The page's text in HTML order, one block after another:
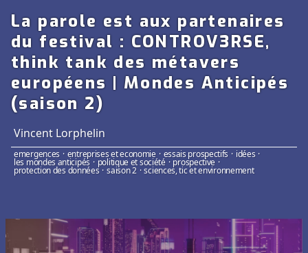
La parole est aux partenaires
du festival : CONTROV3RSE,
think tank des métavers
européens | Mondes Anticipés
(saison 2)
Vincent Lorphelin
emergences · entreprises et economie · essais prospectifs · idées ·
les mondes anticipés · politique et société · prospective ·
protection des données · saison 2 · sciences, tic et environnement